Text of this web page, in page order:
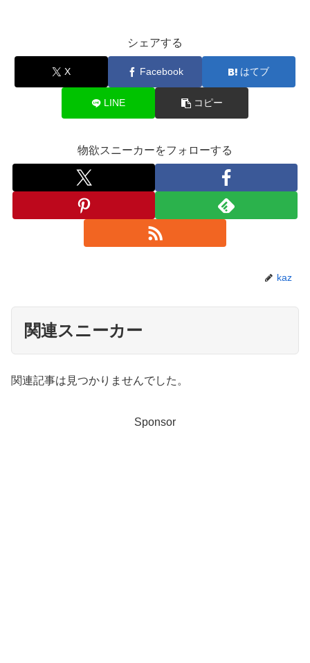
シェアする
X Facebook はてブ
LINE コピー
物欲スニーカーをフォローする
kaz
関連スニーカー
関連記事は見つかりませんでした。
Sponsor